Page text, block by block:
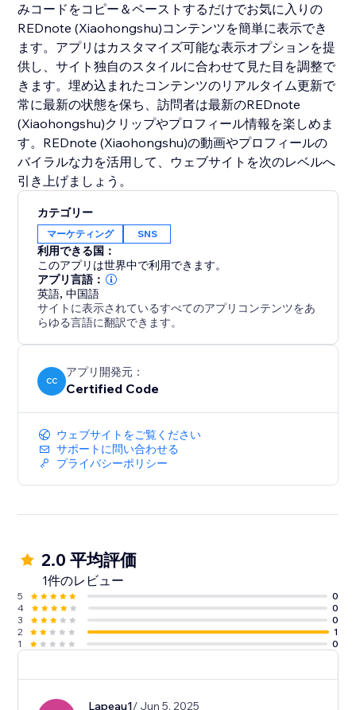
みコードをコピー＆ペーストするだけでお気に入りの
REDnote (Xiaohongshu)コンテンツを簡単に表示でき
ます。アプリはカスタマイズ可能な表示オプションを提
供し、サイト独自のスタイルに合わせて見た目を調整で
きます。埋め込まれたコンテンツのリアルタイム更新で
常に最新の状態を保ち、訪問者は最新のREDnote
(Xiaohongshu)クリップやプロフィール情報を楽しめま
す。REDnote (Xiaohongshu)の動画やプロフィールの
バイラルな力を活用して、ウェブサイトを次のレベルへ
引き上げましょう。
カテゴリー
マーケティング SNS
利用できる国：
このアプリは世界中で利用できます。
アプリ言語：
英語,中国語
サイトに表示されているすべてのアプリコンテンツをあ
らゆる言語に翻訳できます。
CC
アプリ開発元：
Certified Code
ウェブサイトをご覧ください
サポートに問い合わせる
プライバシーポリシー
2.0 平均評価
1件のレビュー
5
0
4
0
3
0
2
1
1
0
Lapeau1/ Jun 5, 2025